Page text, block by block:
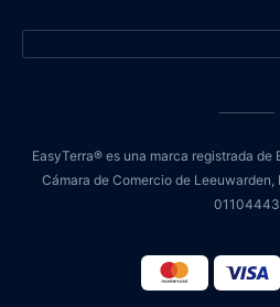
EasyTerra® es una marca registrada de
Cámara de Comercio de Leeuwarden,
01104443